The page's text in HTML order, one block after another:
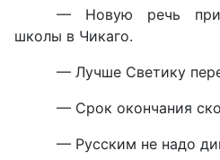
— Новую речь
школы в Чикаго.
— Лучше Светику
— Срок окончания
— Русским не надо